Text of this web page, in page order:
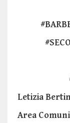
Letizia
Area